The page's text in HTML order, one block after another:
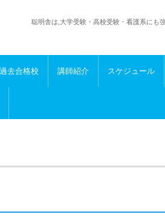
聡明舎は,大学受験・高校受験・看護系にも
去合格校 講師紹介 スケジュール